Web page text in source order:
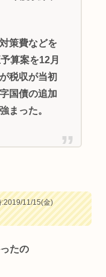
策費などを
算案を12月
税収が当初
国債の追加
まった。
11/15(金)
たの